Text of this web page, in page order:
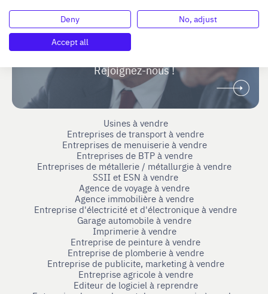
Devenir Bénévole
Vous étiez dirigeant ou cadre dirigeant
et souhaitez accompagner des repreneurs ou
Rejoignez-nous !
Usines à vendre
Entreprises de transport à vendre
Entreprises de menuiserie à vendre
Entreprises de BTP à vendre
Entreprises de métallerie / métallurgie à vendre
SSII et ESN à vendre
Agence de voyage à vendre
Agence immobilière à vendre
Entreprise d'électricité et d'électronique à vendre
Garage automobile à vendre
Imprimerie à vendre
Entreprise de peinture à vendre
Entreprise de plomberie à vendre
Entreprise de publicite, marketing à vendre
Entreprise agricole à vendre
Editeur de logiciel à reprendre
Deny
No, adjust
Accept all